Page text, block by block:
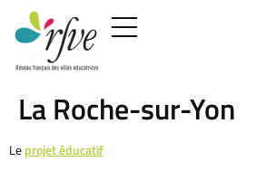
La Roche-sur-Yon
Leprojet éducatif